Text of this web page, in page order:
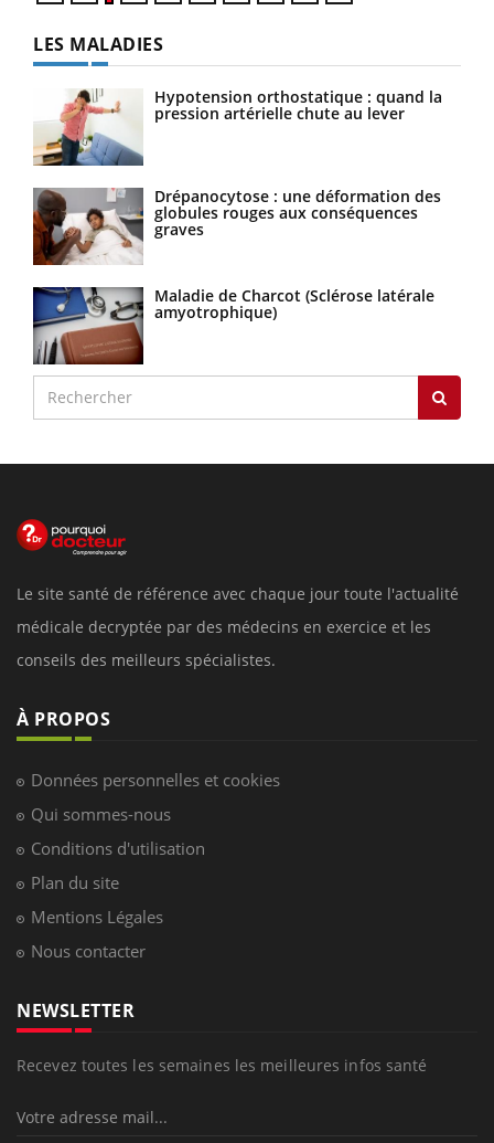
LES MALADIES
Hypotension orthostatique : quand la
pression artérielle chute au lever
Drépanocytose : une déformation des
globules rouges aux conséquences
graves
Maladie de Charcot (Sclérose latérale
amyotrophique)
Le site santé de référence avec chaque jour toute l'actualité
médicale decryptée par des médecins en exercice et les
conseils des meilleurs spécialistes.
À PROPOS
Données personnelles et cookies
Qui sommes-nous
Conditions d'utilisation
Plan du site
Mentions Légales
Nous contacter
NEWSLETTER
Recevez toutes les semaines les meilleures infos santé